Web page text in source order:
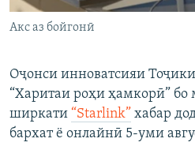
Акс аз бойгонӣ
Оҷонси инноватсияи
“Харитаи роҳи ҳамкорӣ” бо
ширкати “Starlink” хабар
бархат ё онлайнӣ 5-уми